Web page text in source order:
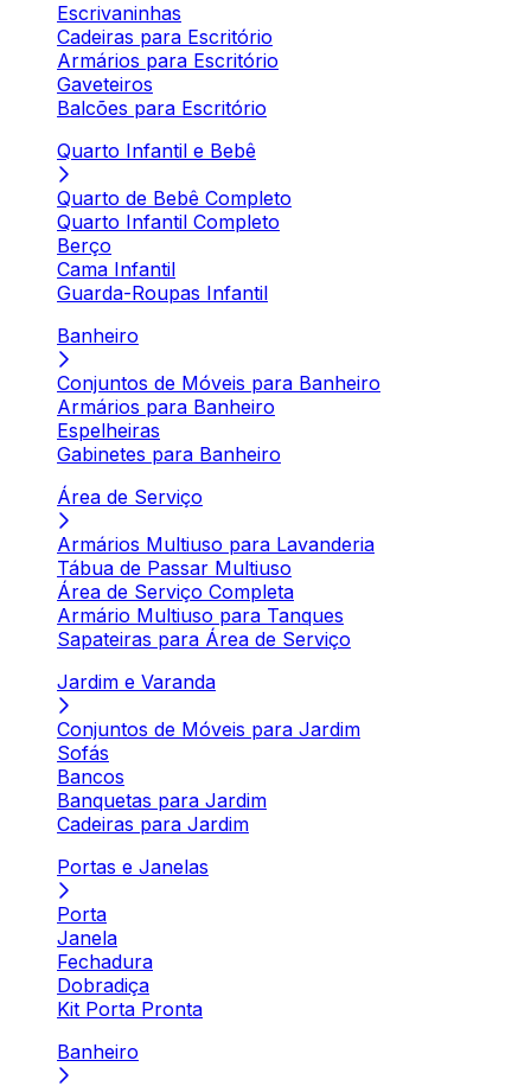
Escrivaninhas
Cadeiras para Escritório
Armários para Escritório
Gaveteiros
Balcões para Escritório
Quarto Infantil e Bebê
Quarto de Bebê Completo
Quarto Infantil Completo
Berço
Cama Infantil
Guarda-Roupas Infantil
Banheiro
Conjuntos de Móveis para Banheiro
Armários para Banheiro
Espelheiras
Gabinetes para Banheiro
Área de Serviço
Armários Multiuso para Lavanderia
Tábua de Passar Multiuso
Área de Serviço Completa
Armário Multiuso para Tanques
Sapateiras para Área de Serviço
Jardim e Varanda
Conjuntos de Móveis para Jardim
Sofás
Bancos
Banquetas para Jardim
Cadeiras para Jardim
Portas e Janelas
Porta
Janela
Fechadura
Dobradiça
Kit Porta Pronta
Banheiro